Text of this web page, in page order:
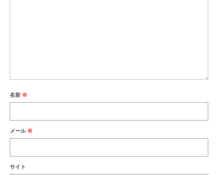
名前 ※
メール ※
サイト